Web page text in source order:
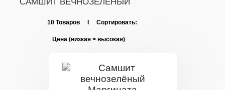
10 Товаров I Сортировать: